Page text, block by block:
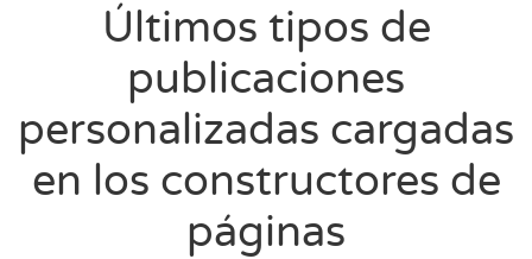
Últimos tipos de
publicaciones
personalizadas cargadas
en los constructores de
páginas